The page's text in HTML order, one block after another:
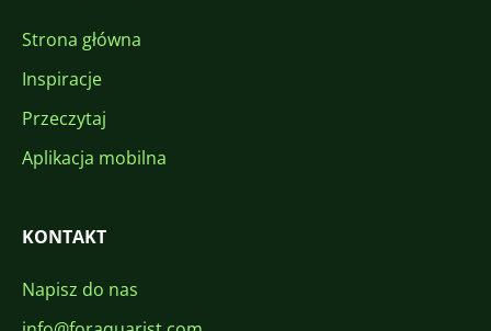
Strona główna
Inspiracje
Przeczytaj
Aplikacja mobilna
KONTAKT
Napisz do nas